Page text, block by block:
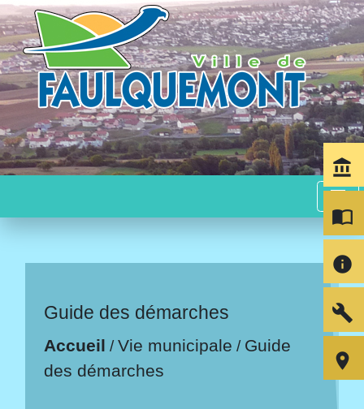
menu
Guide des démarches
Accueil /Vie municipale / Guide
des démarches
account_balance
import_contacts
info
build
room